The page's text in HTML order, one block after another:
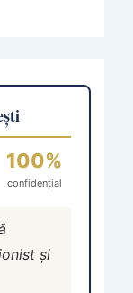
100%
confidențial
și